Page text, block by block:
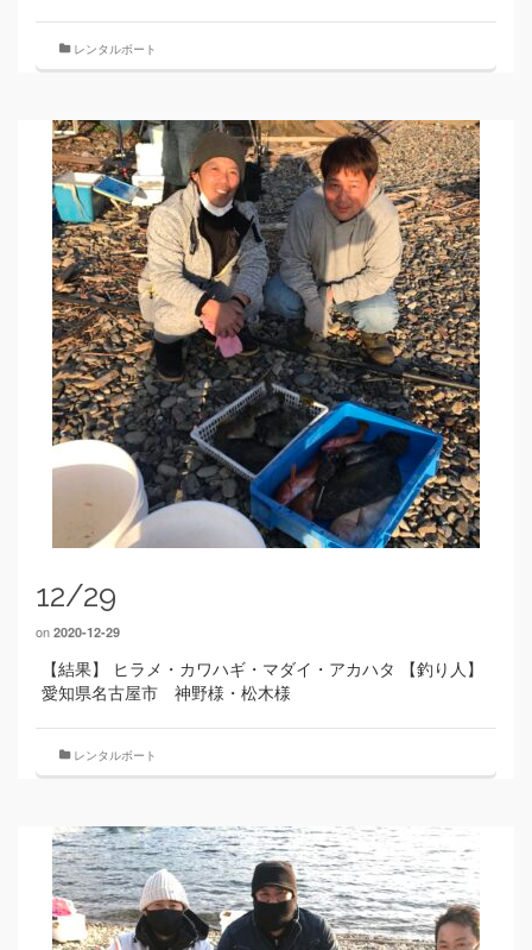
レンタルボート
12/29
on 2020-12-29
【結果】 ヒラメ・カワハギ・マダイ・アカハタ 【釣り人】
愛知県名古屋市 神野様・松木様
レンタルボート